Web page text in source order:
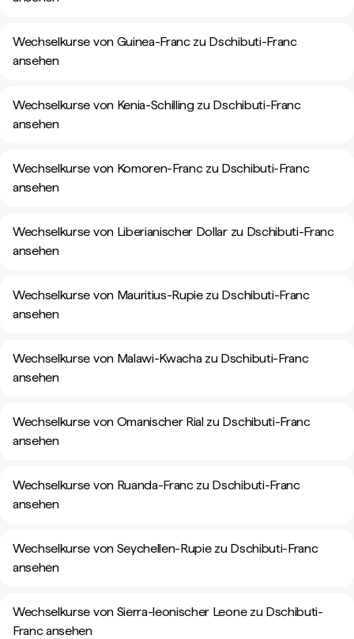
Wechselkurse von Guinea-Franc zu Dschibuti-Franc
ansehen
Wechselkurse von Kenia-Schilling zu Dschibuti-Franc
ansehen
Wechselkurse von Komoren-Franc zu Dschibuti-Franc
ansehen
Wechselkurse von Liberianischer Dollar zu Dschibuti-Franc
ansehen
Wechselkurse von Mauritius-Rupie zu Dschibuti-Franc
ansehen
Wechselkurse von Malawi-Kwacha zu Dschibuti-Franc
ansehen
Wechselkurse von Omanischer Rial zu Dschibuti-Franc
ansehen
Wechselkurse von Ruanda-Franc zu Dschibuti-Franc
ansehen
Wechselkurse von Seychellen-Rupie zu Dschibuti-Franc
ansehen
Wechselkurse von Sierra-leonischer Leone zu Dschibuti-
Franc ansehen